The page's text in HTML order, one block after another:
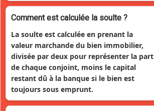
Comment est calculée la soulte ?
La soulte est calculée en prenant la
valeur marchande du bien immobilier,
divisée par deux pour représenter la part
de chaque conjoint, moins le capital
restant dû à la banque si le bien est
toujours sous emprunt.